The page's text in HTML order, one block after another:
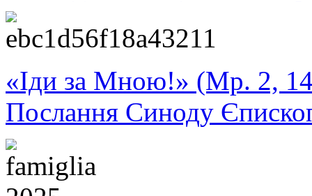
«Іди за Мною!» (Мр. 2,
Послання Синоду